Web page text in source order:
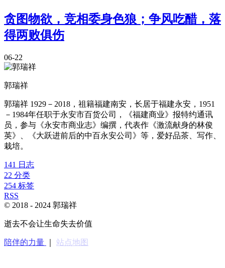
贪图物欲，竞相委身色狼；争风吃醋，落
得两败俱伤
06-22
郭瑞祥
郭瑞祥 1929－2018，祖籍福建南安，长居于福建永安，1951
－1984年任职于永安市百货公司，《福建商业》报特约通讯
员，参与《永安市商业志》编撰，代表作《激流献身的林俊
英》、《大跃进前后的中百永安公司》等，爱好品茶、写作、
栽培。
141 日志
22 分类
254 标签
RSS
© 2018 - 2024 郭瑞祥
逝去不会让生命失去价值
陪伴的力量 站点地图